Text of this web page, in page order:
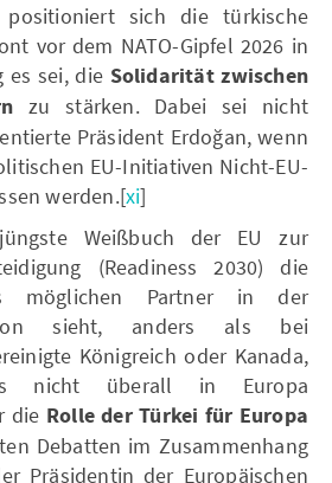
positioniert sich die türkische
vor dem NATO-Gipfel 2026 in
es sei, die Solidarität zwischen
zu stärken. Dabei sei nicht
Präsident Erdoğan, wenn
EU-Initiativen Nicht-EU-
werden.[xi]
Weißbuch der EU zur
(Readiness 2030) die
möglichen Partner in der
sieht, anders als bei
Königreich oder Kanada,
nicht überall in Europa
die Rolle der Türkei für Europa
Debatten im Zusammenhang
Präsidentin der Europäischen